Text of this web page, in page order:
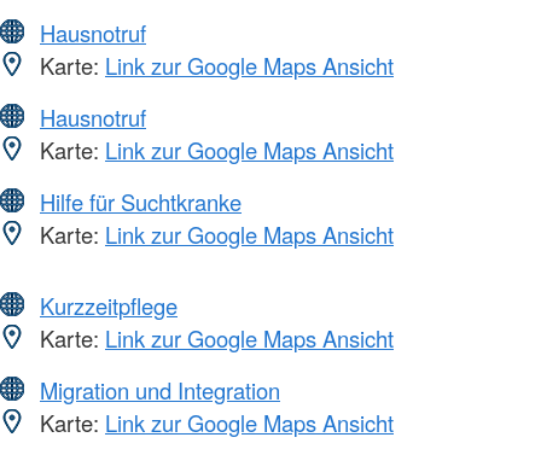
Hausnotruf
Karte: Link zur Google Maps Ansicht
Hausnotruf
Karte: Link zur Google Maps Ansicht
Hilfe für Suchtkranke
Karte: Link zur Google Maps Ansicht
Kurzzeitpflege
Karte: Link zur Google Maps Ansicht
Migration und Integration
Karte: Link zur Google Maps Ansicht